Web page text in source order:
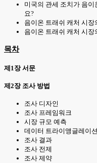
미국의 관세 조치가 음
요?
음이온 트래쉬 캐처 시
음이온 트래쉬 캐처 시
목차
제1장 서문
제2장 조사 방법
조사 디자인
조사 프레임워크
시장 규모 예측
데이터 트라이앵글레이션
조사 결과
조사 전제
조사 제약